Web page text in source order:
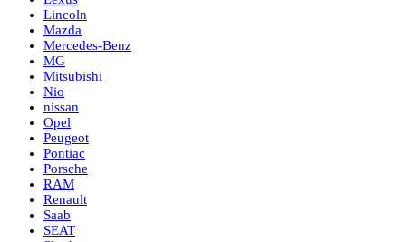
Lincoln
Mazda
Mercedes-Benz
MG
Mitsubishi
Nio
nissan
Opel
Peugeot
Pontiac
Porsche
RAM
Renault
Saab
SEAT